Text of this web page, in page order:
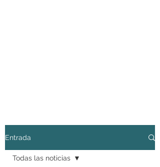
Entrada
Todas las noticias